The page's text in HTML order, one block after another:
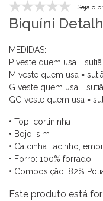
Seja o
Biquíni
MEDIDAS:
P veste quem usa = sutiã
M veste quem usa = sutiã
G veste quem usa = sutiã
GG veste quem usa =
• Top: cortininha
• Bojo: sim
• Calcinha: lacinho,
• Forro: 100% forrado
• Composição: 82%
Este produto está